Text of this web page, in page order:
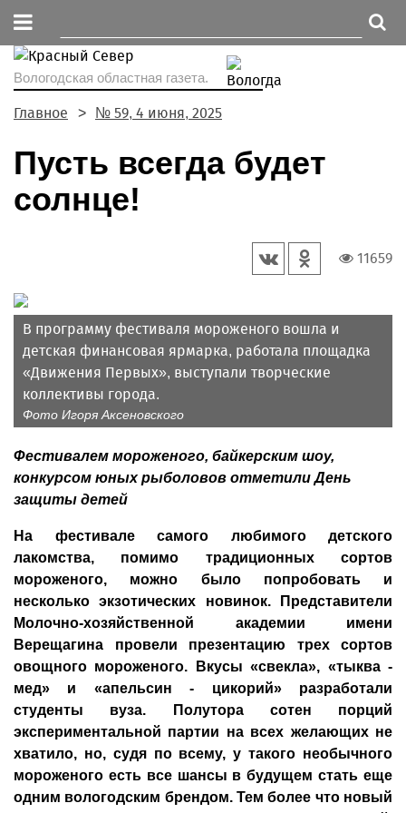
Вологодская областная газета.
Главное № 59, 4 июня, 2025
Пусть всегда будет
солнце!
11659
В программу фестиваля мороженого вошла и
детская финансовая ярмарка, работала площадка
«Движения Первых», выступали творческие
коллективы города.
Фото Игоря Аксеновского
Фестивалем мороженого, байкерским шоу,
конкурсом юных рыболовов отметили День
защиты детей
На фестивале самого любимого детского
лакомства, помимо традиционных сортов
мороженого, можно было попробовать и
несколько экзотических новинок. Представители
Молочно-хозяйственной академии имени
Верещагина провели презентацию трех сортов
овощного мороженого. Вкусы «свекла», «тыква -
мед» и «апельсин - цикорий» разработали
студенты вуза. Полутора сотен порций
экспериментальной партии на всех желающих не
хватило, но, судя по всему, у такого необычного
мороженого есть все шансы в будущем стать еще
одним вологодским брендом. Тем более что новый